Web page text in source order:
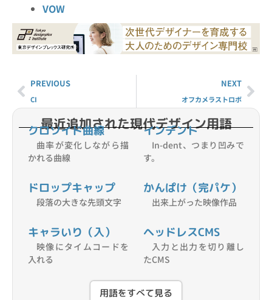
VOW
PREVIOUS
CI
NEXT
オフカメラストロボ
最近追加された現代デザイン用語
クロソイド曲線
曲率が変化しながら描
かれる曲線
インデント
In-dent、つまり凹みで
す。
ドロップキャップ
段落の大きな先頭文字
かんぱけ（完パケ）
出来上がった映像作品
キャラいり（入）
映像にタイムコードを
入れる
ヘッドレスCMS
入力と出力を切り離し
たCMS
用語をすべて見る